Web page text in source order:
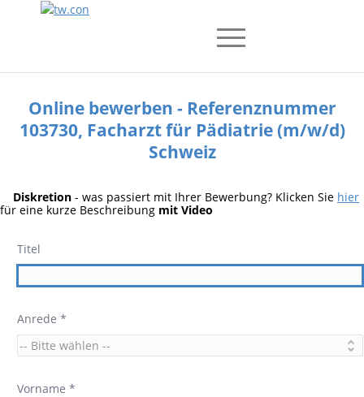
Online bewerben - Referenznummer
103730, Facharzt für Pädiatrie (m/w/d)
Schweiz
Diskretion - was passiert mit Ihrer Bewerbung? Klicken Sie hier
für eine kurze Beschreibung mit Video
Titel
Anrede *
Vorname *